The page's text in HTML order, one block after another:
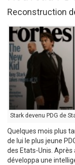
Reconstruction
Stark devenu PDG de
Quelques mois plus
de lui le plus jeune
des Etats-Unis.
développa une